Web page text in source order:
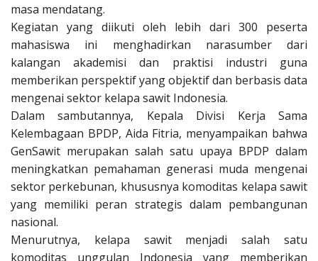
masa mendatang.
Kegiatan yang diikuti oleh lebih dari 300 peserta
mahasiswa ini menghadirkan narasumber dari
kalangan akademisi dan praktisi industri guna
memberikan perspektif yang objektif dan berbasis data
mengenai sektor kelapa sawit Indonesia.
Dalam sambutannya, Kepala Divisi Kerja Sama
Kelembagaan BPDP, Aida Fitria, menyampaikan bahwa
GenSawit merupakan salah satu upaya BPDP dalam
meningkatkan pemahaman generasi muda mengenai
sektor perkebunan, khususnya komoditas kelapa sawit
yang memiliki peran strategis dalam pembangunan
nasional.
Menurutnya, kelapa sawit menjadi salah satu
komoditas unggulan Indonesia yang memberikan